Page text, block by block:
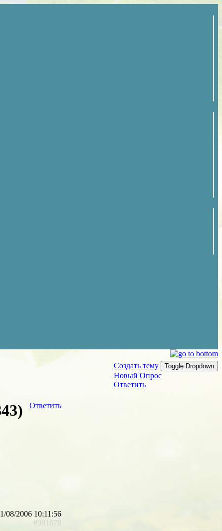
Создать тему
Toggle Dropdown
Новый Опрос
Ответить
Ответить
08/2006 10:11:56
#391678